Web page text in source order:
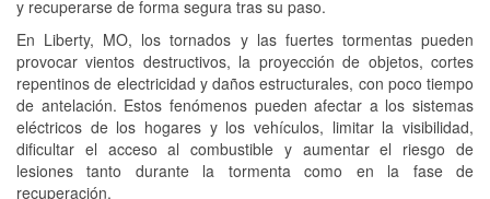
y recuperarse de forma segura tras su paso.
En Liberty, MO, los tornados y las fuertes tormentas pueden
provocar vientos destructivos, la proyección de objetos, cortes
repentinos de electricidad y daños estructurales, con poco tiempo
de antelación. Estos fenómenos pueden afectar a los sistemas
eléctricos de los hogares y los vehículos, limitar la visibilidad,
dificultar el acceso al combustible y aumentar el riesgo de
lesiones tanto durante la tormenta como en la fase de
recuperación.
Herramientas
Mezcla de pinturas
Rectificación de tambores y discos de
freno